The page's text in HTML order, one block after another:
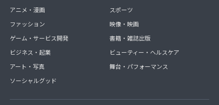
アニメ・漫画
ファッション
ゲーム・サービス開発
ビジネス・起業
アート・写真
ソーシャルグッド
スポーツ
映像・映画
書籍・雑誌出版
ビューティー・ヘルスケア
舞台・パフォーマンス